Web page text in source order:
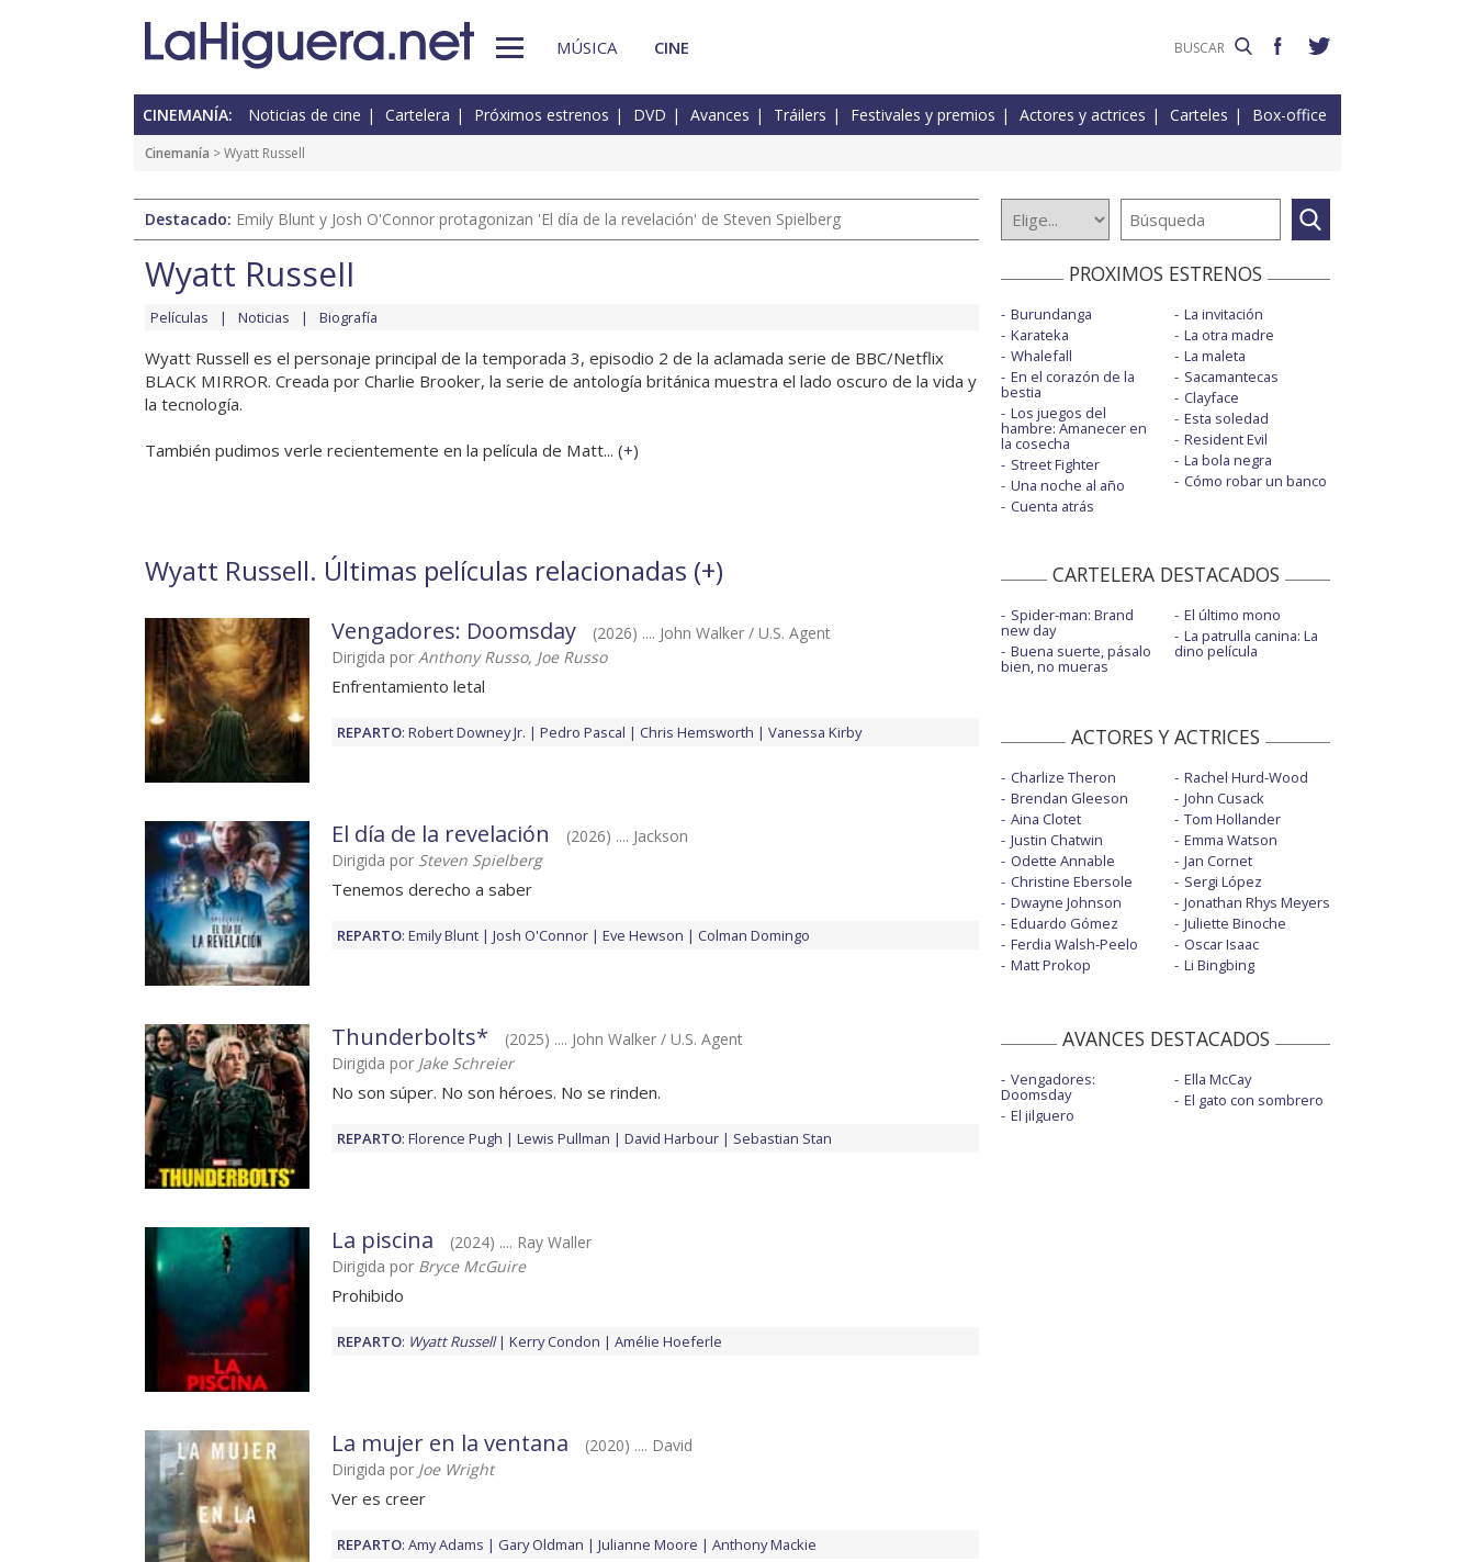
MÚSICA CINE
CINEMANÍA: Noticias de cine Cartelera Próximos estrenos DVD Avances Tráilers Festivales y premios Actores y actrices Carteles Box-office
Cinemanía > Wyatt Russell
Destacado: Emily Blunt y Josh O'Connor protagonizan 'El día de la revelación' de Steven Spielberg
Wyatt Russell
Películas Noticias Biografía
Wyatt Russell es el personaje principal de la temporada 3, episodio 2 de la aclamada serie de BBC/Netflix
BLACK MIRROR. Creada por Charlie Brooker, la serie de antología británica muestra el lado oscuro de la vida y
la tecnología.
También pudimos verle recientemente en la película de Matt... (+)
Wyatt Russell. Últimas películas relacionadas (+)
Vengadores: Doomsday
(2026) .... John Walker / U.S. Agent
Dirigida por Anthony Russo, Joe Russo
Enfrentamiento letal
REPARTO: Robert Downey Jr. Pedro Pascal Chris Hemsworth Vanessa Kirby
El día de la revelación
(2026) .... Jackson
Dirigida por Steven Spielberg
Tenemos derecho a saber
REPARTO: Emily Blunt Josh O'Connor Eve Hewson Colman Domingo
Thunderbolts*
(2025) .... John Walker / U.S. Agent
Dirigida por Jake Schreier
No son súper. No son héroes. No se rinden.
REPARTO: Florence Pugh Lewis Pullman David Harbour Sebastian Stan
La piscina
(2024) .... Ray Waller
Dirigida por Bryce McGuire
Prohibido
REPARTO: Wyatt Russell Kerry Condon Amélie Hoeferle
La mujer en la ventana
(2020) .... David
Dirigida por Joe Wright
Ver es creer
REPARTO: Amy Adams Gary Oldman Julianne Moore Anthony Mackie
PROXIMOS ESTRENOS
Burundanga
Karateka
Whalefall
En el corazón de la
bestia
Los juegos del
hambre: Amanecer en
la cosecha
Street Fighter
Una noche al año
Cuenta atrás
La invitación
La otra madre
La maleta
Sacamantecas
Clayface
Esta soledad
Resident Evil
La bola negra
Cómo robar un banco
CARTELERA DESTACADOS
Spider-man: Brand
new day
Buena suerte, pásalo
bien, no mueras
El último mono
La patrulla canina: La
dino película
ACTORES Y ACTRICES
Charlize Theron
Brendan Gleeson
Aina Clotet
Justin Chatwin
Odette Annable
Christine Ebersole
Dwayne Johnson
Eduardo Gómez
Ferdia Walsh-Peelo
Matt Prokop
Rachel Hurd-Wood
John Cusack
Tom Hollander
Emma Watson
Jan Cornet
Sergi López
Jonathan Rhys Meyers
Juliette Binoche
Oscar Isaac
Li Bingbing
AVANCES DESTACADOS
Vengadores:
Doomsday
El jilguero
Ella McCay
El gato con sombrero